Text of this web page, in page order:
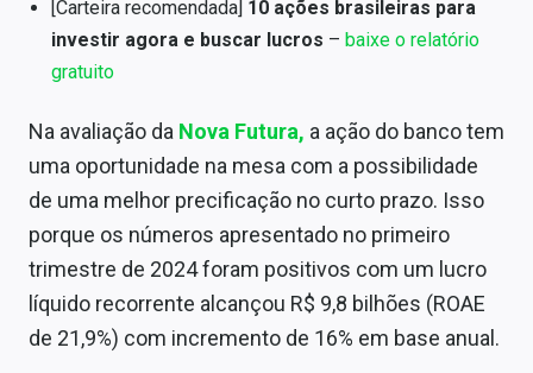
[Carteira recomendada] 10 ações brasileiras para
investir agora e buscar lucros –baixe o relatório
gratuito
Na avaliação da Nova Futura, a ação do banco tem
uma oportunidade na mesa com a possibilidade
de uma melhor precificação no curto prazo. Isso
porque os números apresentado no primeiro
trimestre de 2024 foram positivos com um lucro
líquido recorrente alcançou R$ 9,8 bilhões (ROAE
de 21,9%) com incremento de 16% em base anual.